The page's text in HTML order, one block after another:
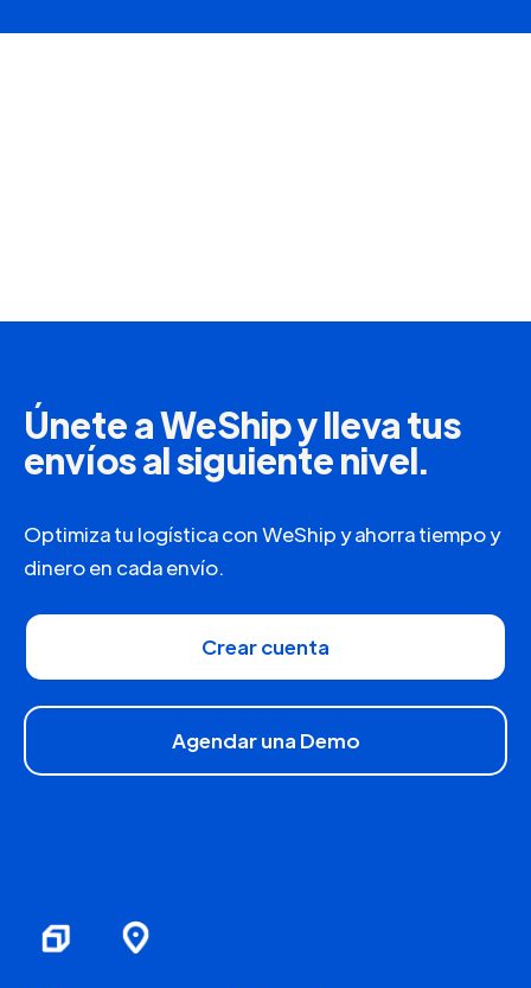
Únete a WeShip y lleva tus
envíos al siguiente nivel.
Optimiza tu logística con WeShip y ahorra tiempo y
dinero en cada envío.
Crear cuenta
Agendar una Demo